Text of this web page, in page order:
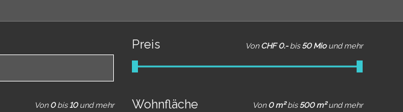
Preis Von CHF 0.- bis 50 Mio und mehr
Von 0 bis 10 und mehr Wohnfläche Von 0 m² bis 500 m² und mehr